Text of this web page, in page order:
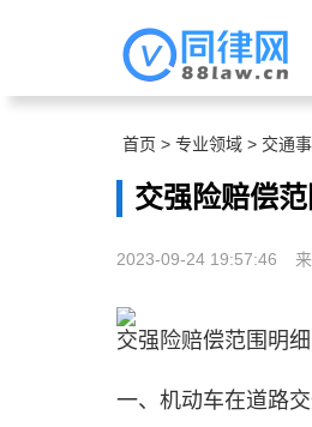
首页 > 专业领域 > 交通
交强险赔偿
2023-09-24 19:57:46
交强险赔偿范围明细
一、机动车在道路